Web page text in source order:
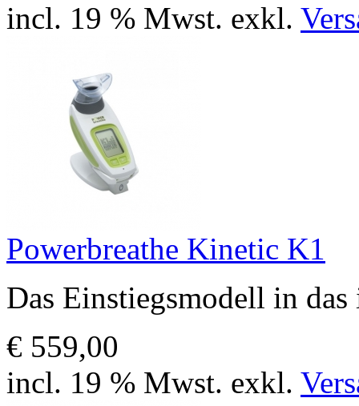
incl. 19 % Mwst. exkl.
Powerbreathe Kinetic K1
Das Einstiegsmodell in
€ 559,00
incl. 19 % Mwst. exkl.